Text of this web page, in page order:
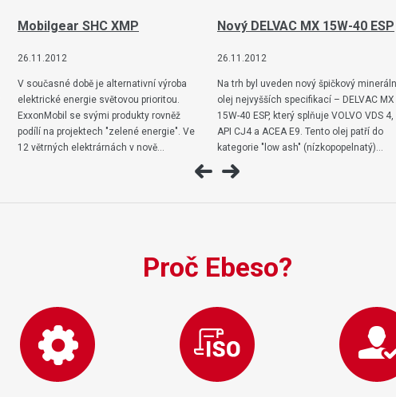
Mobilgear SHC XMP
26.11.2012
V současné době je alternativní výroba
elektrické energie světovou prioritou.
ExxonMobil se svými produkty rovněž
podílí na projektech "zelené energie". Ve
12 větrných elektrárnách v nově…
Nový DELVAC MX 15W-40 ESP
26.11.2012
Na trh byl uveden nový špičkový
olej nejvyšších specifikací – DELVAC MX
15W-40 ESP, který splňuje VOLVO VDS 4,
API CJ4 a ACEA E9. Tento olej patří do
kategorie "low ash" (nízkopopelnatý)…
Proč Ebeso?